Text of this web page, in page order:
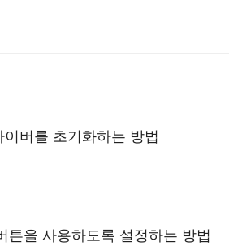
버를 초기화하는 방법
튼을 사용하도록 설정하는 방법